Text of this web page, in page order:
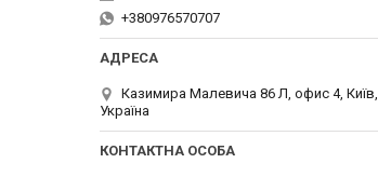
+380976570707
Казимира Малевича 86 Л, офис 4, Київ,
Україна